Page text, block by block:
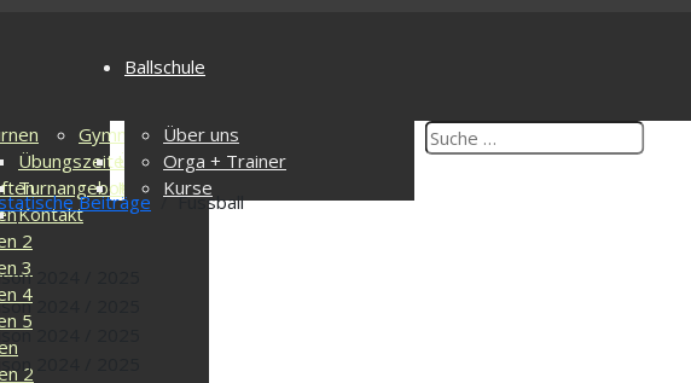
2
3
4
5
2
Übungszeiten
Turnangebot
Kontakt
Gymnastik
Übungszeiten
Kontakt
Ballschule
Über uns
Orga + Trainer
Kurse
Beiträge Fussball